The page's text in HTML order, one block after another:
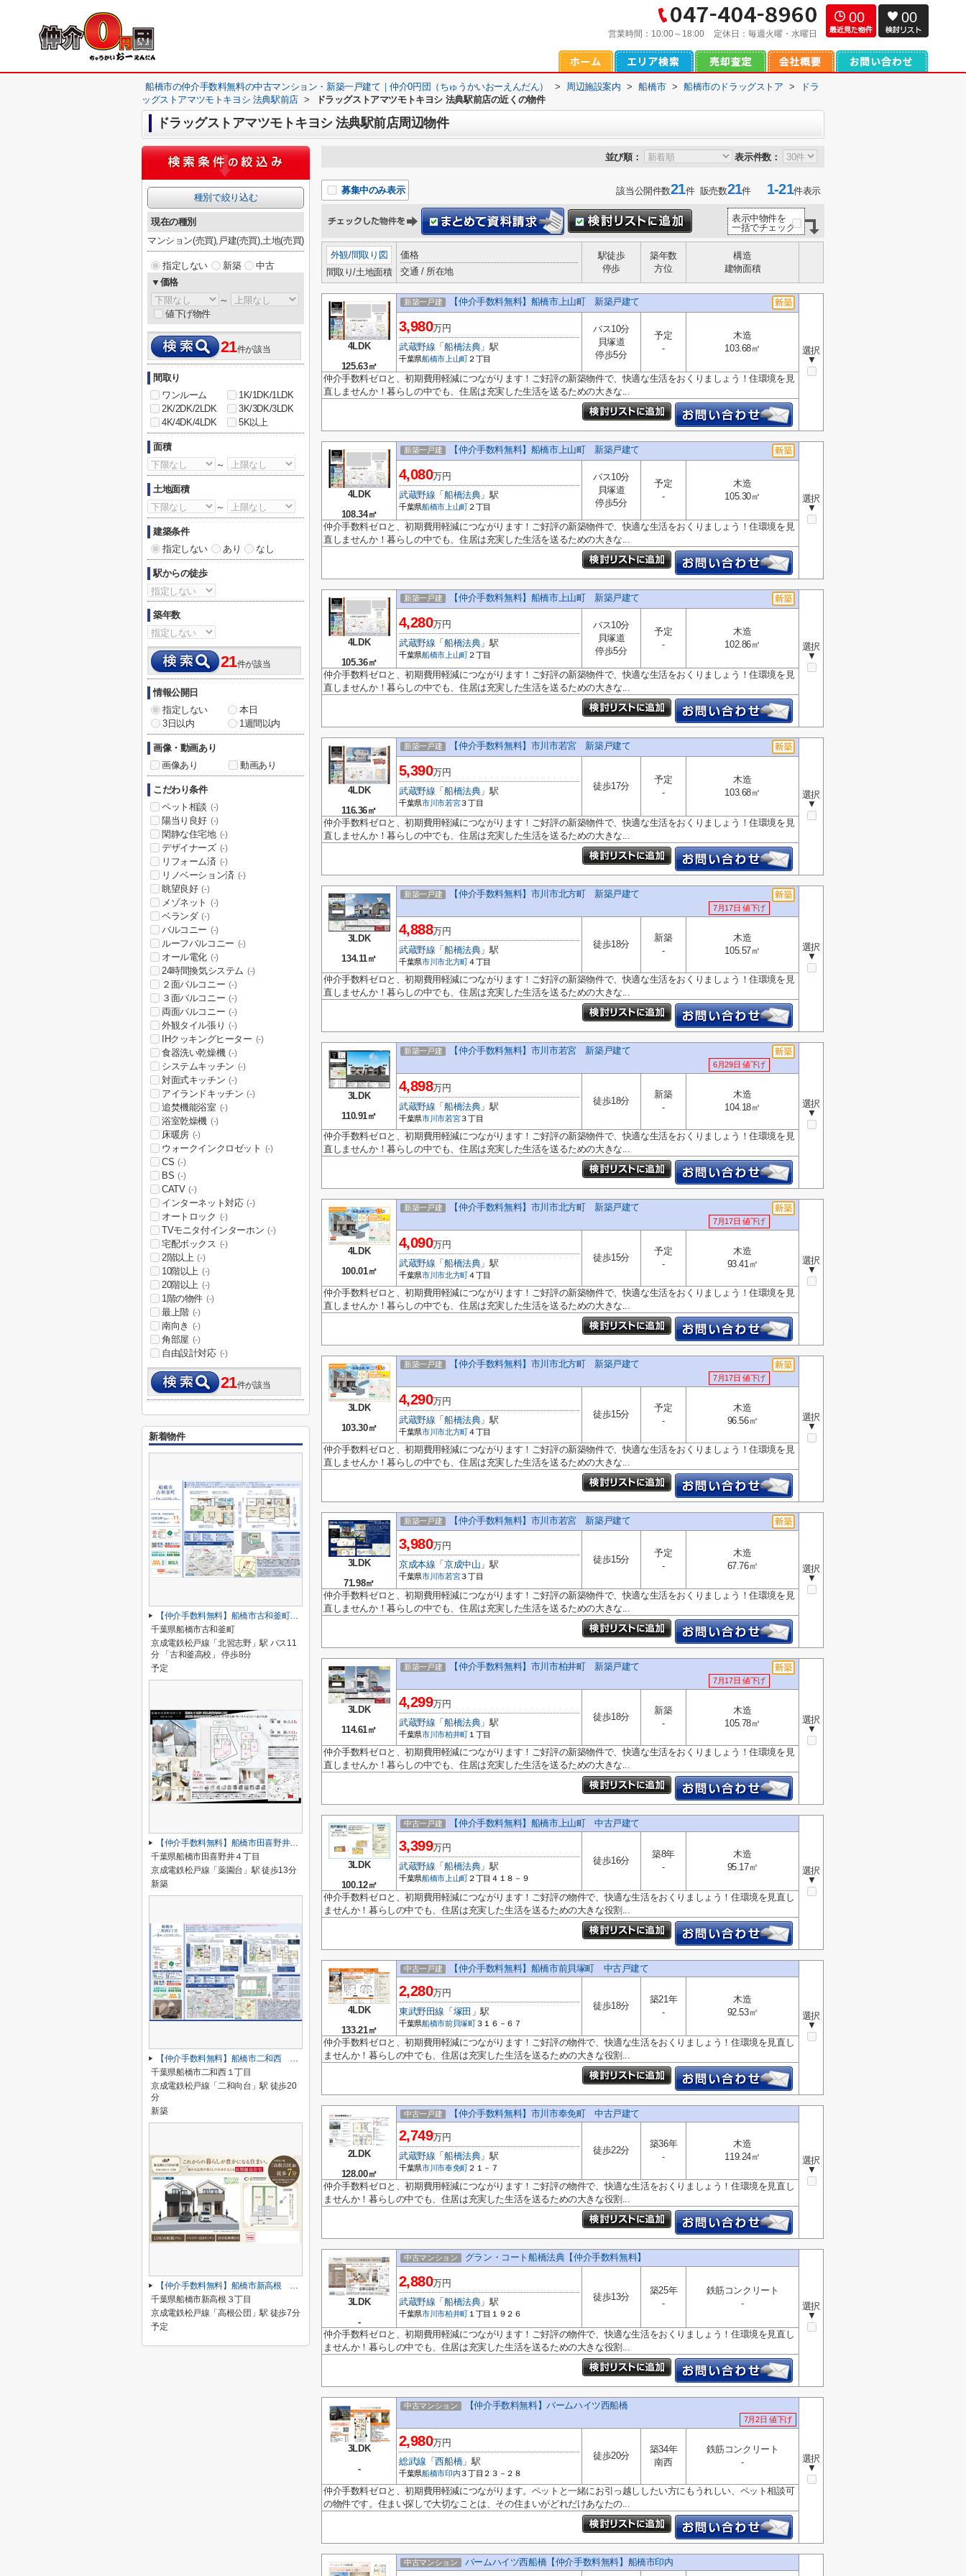
営業時間： 10:00～18:00 定休日： 毎週火曜・水曜日
00 00
船橋市の仲介手数料無料の中古マンション・新築一戸建て｜仲介0円団（ちゅうかいおーえんだん） > 周辺施設案内 > 船橋市 > 船橋市のドラッグストア >
ドラ
ッグストアマツモトキヨシ 法典駅前店 > ドラッグストアマツモトキヨシ 法典駅前店の近くの物件
ドラッグストアマツモトキヨシ 法典駅前店周辺物件
並び順： 表示件数：
募集中のみ表示 該当公開件数21件 販売数21件1-21件表示
表示中物件を
一括でチェック
外観/間取り図
間取り/土地面積
価格
交通 / 所在地
駅徒歩
停歩
築年数
方位
構造
建物面積
4LDK
125.63㎡
新築一戸建 【仲介手数料無料】船橋市上山町 新築戸建て
選択
▼
3,980万円
武蔵野線 「船橋法典」駅
千葉県船橋市上山町 ２丁目
バス10分
貝塚道
停歩5分
予定
-
木造
103.68㎡
仲介手数料ゼロと、初期費用軽減につながります！ご好評の新築物件で、快適な生活をおくりましょう！住環境を見
直しませんか！暮らしの中でも、住居は充実した生活を送るための大きな...
4LDK
108.34㎡
新築一戸建 【仲介手数料無料】船橋市上山町 新築戸建て
選択
▼
4,080万円
武蔵野線 「船橋法典」駅
千葉県船橋市上山町 ２丁目
バス10分
貝塚道
停歩5分
予定
-
木造
105.30㎡
仲介手数料ゼロと、初期費用軽減につながります！ご好評の新築物件で、快適な生活をおくりましょう！住環境を見
直しませんか！暮らしの中でも、住居は充実した生活を送るための大きな...
4LDK
105.36㎡
新築一戸建 【仲介手数料無料】船橋市上山町 新築戸建て
選択
▼
4,280万円
武蔵野線 「船橋法典」駅
千葉県船橋市上山町 ２丁目
バス10分
貝塚道
停歩5分
予定
-
木造
102.86㎡
仲介手数料ゼロと、初期費用軽減につながります！ご好評の新築物件で、快適な生活をおくりましょう！住環境を見
直しませんか！暮らしの中でも、住居は充実した生活を送るための大きな...
4LDK
116.36㎡
新築一戸建 【仲介手数料無料】市川市若宮 新築戸建て
選択
▼
5,390万円
武蔵野線 「船橋法典」駅
千葉県市川市若宮３丁目
徒歩17分
予定
-
木造
103.68㎡
仲介手数料ゼロと、初期費用軽減につながります！ご好評の新築物件で、快適な生活をおくりましょう！住環境を見
直しませんか！暮らしの中でも、住居は充実した生活を送るための大きな...
3LDK
134.11㎡
新築一戸建 【仲介手数料無料】市川市北方町 新築戸建て
7月17日 値下げ
選択
▼
4,888万円
武蔵野線 「船橋法典」駅
千葉県市川市北方町 ４丁目
徒歩18分
新築
-
木造
105.57㎡
仲介手数料ゼロと、初期費用軽減につながります！ご好評の新築物件で、快適な生活をおくりましょう！住環境を見
直しませんか！暮らしの中でも、住居は充実した生活を送るための大きな...
3LDK
110.91㎡
新築一戸建 【仲介手数料無料】市川市若宮 新築戸建て
6月29日 値下げ
選択
▼
4,898万円
武蔵野線 「船橋法典」駅
千葉県市川市若宮３丁目
徒歩18分
新築
-
木造
104.18㎡
仲介手数料ゼロと、初期費用軽減につながります！ご好評の新築物件で、快適な生活をおくりましょう！住環境を見
直しませんか！暮らしの中でも、住居は充実した生活を送るための大きな...
4LDK
100.01㎡
新築一戸建 【仲介手数料無料】市川市北方町 新築戸建て
7月17日 値下げ
選択
▼
4,090万円
武蔵野線 「船橋法典」駅
千葉県市川市北方町 ４丁目
徒歩15分
予定
-
木造
93.41㎡
仲介手数料ゼロと、初期費用軽減につながります！ご好評の新築物件で、快適な生活をおくりましょう！住環境を見
直しませんか！暮らしの中でも、住居は充実した生活を送るための大きな...
3LDK
103.30㎡
新築一戸建 【仲介手数料無料】市川市北方町 新築戸建て
7月17日 値下げ
選択
▼
4,290万円
武蔵野線 「船橋法典」駅
千葉県市川市北方町 ４丁目
徒歩15分
予定
-
木造
96.56㎡
仲介手数料ゼロと、初期費用軽減につながります！ご好評の新築物件で、快適な生活をおくりましょう！住環境を見
直しませんか！暮らしの中でも、住居は充実した生活を送るための大きな...
3LDK
71.98㎡
新築一戸建 【仲介手数料無料】市川市若宮 新築戸建て
選択
▼
3,980万円
京成本線 「京成中山 」駅
千葉県市川市若宮３丁目
徒歩15分
予定
-
木造
67.76㎡
仲介手数料ゼロと、初期費用軽減につながります！ご好評の新築物件で、快適な生活をおくりましょう！住環境を見
直しませんか！暮らしの中でも、住居は充実した生活を送るための大きな...
3LDK
114.61㎡
新築一戸建 【仲介手数料無料】市川市柏井町 新築戸建て
7月17日 値下げ
選択
▼
4,299万円
武蔵野線 「船橋法典」駅
千葉県市川市柏井町 １丁目
徒歩18分
新築
-
木造
105.78㎡
仲介手数料ゼロと、初期費用軽減につながります！ご好評の新築物件で、快適な生活をおくりましょう！住環境を見
直しませんか！暮らしの中でも、住居は充実した生活を送るための大きな...
3LDK
100.12㎡
中古一戸建 【仲介手数料無料】船橋市上山町 中古戸建て
選択
▼
3,399万円
武蔵野線 「船橋法典」駅
千葉県船橋市上山町 ２丁目４１８－９
徒歩16分
築8年
-
木造
95.17㎡
仲介手数料ゼロと、初期費用軽減につながります！ご好評の物件で、快適な生活をおくりましょう！住環境を見直し
ませんか！暮らしの中でも、住居は充実した生活を送るための大きな役割...
4LDK
133.21㎡
中古一戸建 【仲介手数料無料】船橋市前貝塚町 中古戸建て
選択
▼
2,280万円
東武野田線 「 塚田 」駅
千葉県船橋市前貝塚町 ３１６－６７
徒歩18分
築21年
-
木造
92.53㎡
仲介手数料ゼロと、初期費用軽減につながります！ご好評の物件で、快適な生活をおくりましょう！住環境を見直し
ませんか！暮らしの中でも、住居は充実した生活を送るための大きな役割...
2LDK
128.00㎡
中古一戸建 【仲介手数料無料】市川市奉免町 中古戸建て
選択
▼
2,749万円
武蔵野線 「船橋法典」駅
千葉県市川市奉免町 ２１－７
徒歩22分
築36年
-
木造
119.24㎡
仲介手数料ゼロと、初期費用軽減につながります！ご好評の物件で、快適な生活をおくりましょう！住環境を見直し
ませんか！暮らしの中でも、住居は充実した生活を送るための大きな役割...
3LDK
-
中古マンション グラン・コート船橋法典【仲介手数料無料】
選択
▼
2,880万円
武蔵野線 「船橋法典」駅
千葉県市川市柏井町 １丁目１９２６
徒歩13分
築25年
-
鉄筋コンクリート
-
仲介手数料ゼロと、初期費用軽減につながります！ご好評の物件で、快適な生活をおくりましょう！住環境を見直し
ませんか！暮らしの中でも、住居は充実した生活を送るための大きな役割...
3LDK
-
中古マンション 【仲介手数料無料】バームハイツ西船橋
7月2日 値下げ
選択
▼
2,980万円
総武線 「西船橋」駅
千葉県船橋市印内３丁目２３－２８
徒歩20分
築34年
南西
鉄筋コンクリート
-
仲介手数料ゼロと、初期費用軽減につながります。ペットと一緒にお引っ越ししたい方にもうれしい、ペット相談可
の物件です。住まい探しで大切なことは、その住まいがどれだけあなたの...
中古マンション バームハイツ西船橋【仲介手数料無料】船橋市印内
種別で絞り込む
現在の種別
マンション(売買),戸建(売買),土地(売買)
指定しない 新築
中古
▼価格
～
値下げ物件
21件が該当
間取り
ワンルーム
1K/1DK/1LDK
2K/2DK/2LDK
3K/3DK/3LDK
4K/4DK/4LDK
5K以上
面積
～
土地面積
～
建築条件
指定しない
あり なし
駅からの徒歩
築年数
21件が該当
情報公開日
指定しない
本日
3日以内
1週間以内
画像・動画あり
画像あり
動画あり
こだわり条件
ペット相談 (-)
陽当り良好 (-)
閑静な住宅地 (-)
デザイナーズ (-)
リフォーム済 (-)
リノベーション済 (-)
眺望良好 (-)
メゾネット (-)
ベランダ (-)
バルコニー (-)
ルーフバルコニー (-)
オール電化 (-)
24時間換気システム (-)
２面バルコニー (-)
３面バルコニー (-)
両面バルコニー (-)
外観タイル張り (-)
IHクッキングヒーター (-)
食器洗い乾燥機 (-)
システムキッチン (-)
対面式キッチン (-)
アイランドキッチン (-)
追焚機能浴室 (-)
浴室乾燥機 (-)
床暖房 (-)
ウォークインクロゼット (-)
CS (-)
BS (-)
CATV (-)
インターネット対応 (-)
オートロック (-)
TVモニタ付インターホン (-)
宅配ボックス (-)
2階以上 (-)
10階以上 (-)
20階以上 (-)
1階の物件 (-)
最上階 (-)
南向き (-)
角部屋 (-)
自由設計対応 (-)
21件が該当
新着物件
【仲介手数料無料】船橋市古和釜町 新築戸建て
千葉県船橋市古和釜町
京成電鉄松戸線「北習志野」駅 バス11
分 「古和釜高校」 停歩8分
予定
【仲介手数料無料】船橋市田喜野井 新築戸建て
千葉県船橋市田喜野井４丁目
京成電鉄松戸線「薬園台」駅 徒歩13分
新築
【仲介手数料無料】船橋市二和西 新築戸建て
千葉県船橋市二和西１丁目
京成電鉄松戸線「二和向台」駅 徒歩20
分
新築
【仲介手数料無料】船橋市新高根 新築戸建て
千葉県船橋市新高根３丁目
京成電鉄松戸線「高根公団」駅 徒歩7分
予定